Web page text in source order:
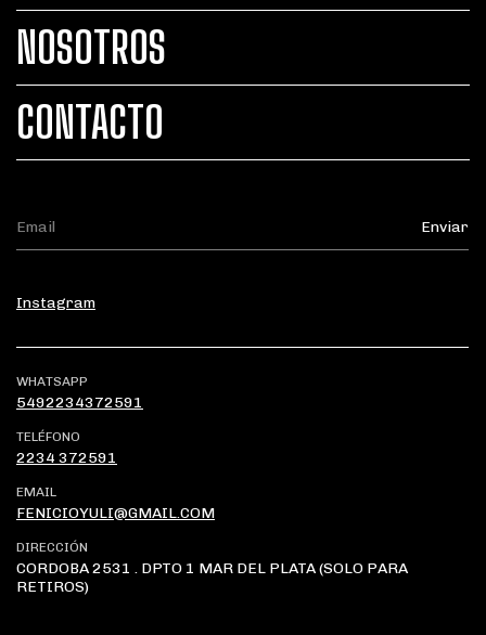
NOSOTROS
CONTACTO
Instagram
WHATSAPP
5492234372591
TELÉFONO
2234 372591
EMAIL
FENICIOYULI@GMAIL.COM
DIRECCIÓN
CORDOBA 2531 . DPTO 1 MAR DEL PLATA (SOLO PARA
RETIROS)